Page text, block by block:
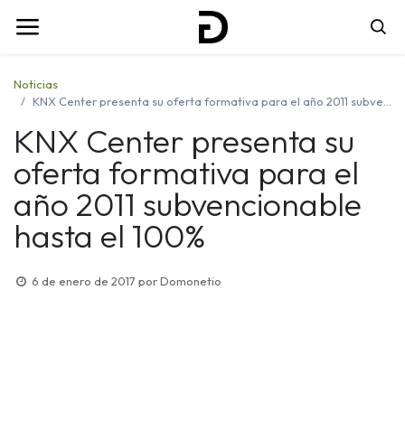
Noticias
KNX Center presenta su oferta formativa para el año 2011 subvencionable hasta el 100%
KNX Center presenta su
oferta formativa para el
año 2011 subvencionable
hasta el 100%
6 de enero de 2017 porDomonetio